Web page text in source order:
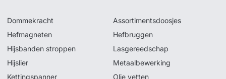
Dommekracht
Hefmagneten
Hijsbanden stroppen
Hijslier
Kettingspanner
Assortimentsdoosjes
Hefbruggen
Lasgereedschap
Metaalbewerking
Olie vetten